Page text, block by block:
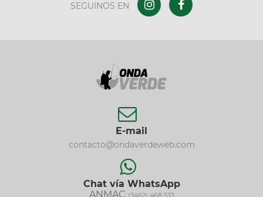
SEGUINOS EN
E-mail
contacto@ondaverdeweb.com
Chat vía WhatsApp
ANMAC